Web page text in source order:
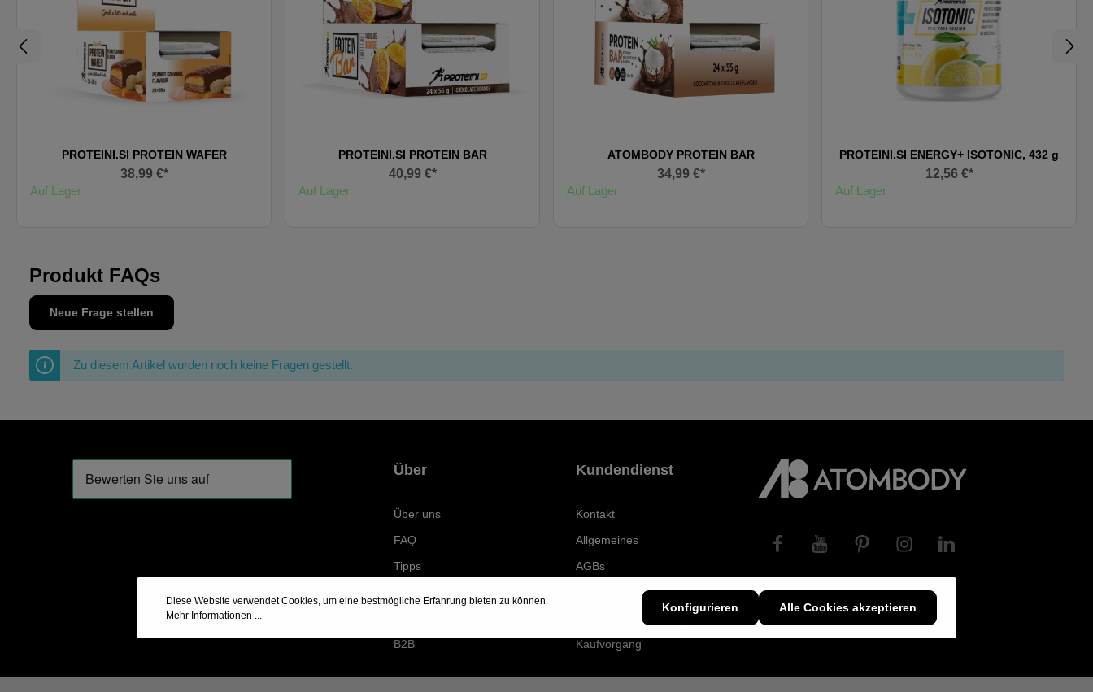
PROTEINI.SI PROTEIN WAFER
38,99 €*
Auf Lager
PROTEINI.SI PROTEIN BAR
40,99 €*
Auf Lager
ATOMBODY PROTEIN BAR
34,99 €*
Auf Lager
PROTEINI.SI ENERGY+ ISOTONIC, 432 g
12,56 €*
Auf Lager
Produkt FAQs
Neue Frage stellen
Zu diesem Artikel wurden noch keine Fragen gestellt.
Über
Über uns
FAQ
Tipps
B2B
Kundendienst
Kontakt
Allgemeines
AGBs
Versand und Zahlung
Kaufvorgang
Diese Website verwendet Cookies, um eine bestmögliche Erfahrung bieten zu können.
Mehr Informationen ...
Konfigurieren Alle Cookies akzeptieren